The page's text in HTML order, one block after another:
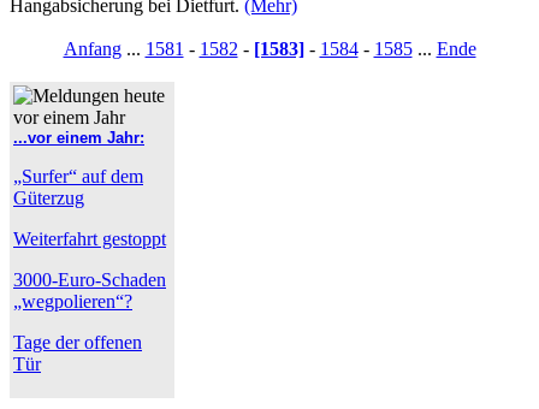
Hangabsicherung bei Dietfurt. (Mehr)
Anfang... 1581 - 1582 - [1583]- 1584- 1585... Ende
...vor einem Jahr:
„Surfer“ auf dem
Güterzug
Weiterfahrt gestoppt
3000-Euro-Schaden
„wegpolieren“?
Tage der offenen
Tür